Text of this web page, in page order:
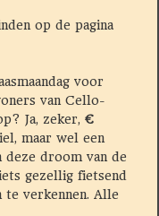
op de pagina
voor
van Cello-
Ja, zeker, €
maar wel een
deze droom van de
gezellig fietsend
te verkennen. Alle